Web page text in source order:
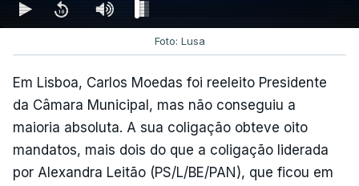
Foto: Lusa
Em Lisboa, Carlos Moedas foi reeleito Presidente
da Câmara Municipal, mas não conseguiu a
maioria absoluta. A sua coligação obteve oito
mandatos, mais dois do que a coligação liderada
por Alexandra Leitão (PS/L/BE/PAN), que ficou em